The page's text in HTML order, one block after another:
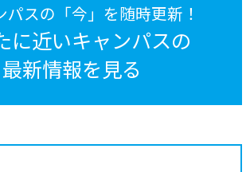
パスの「今」を随時更新！
に近いキャンパスの
最新情報を見る